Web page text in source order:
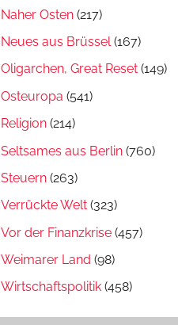
Naher Osten (217)
Neues aus Brüssel(167)
Oligarchen, Great Reset (149)
Osteuropa (541)
Religion (214)
Seltsames aus Berlin (760)
Steuern (263)
Verrückte Welt (323)
Vor der Finanzkrise (457)
Weimarer Land (98)
Wirtschaftspolitik (458)